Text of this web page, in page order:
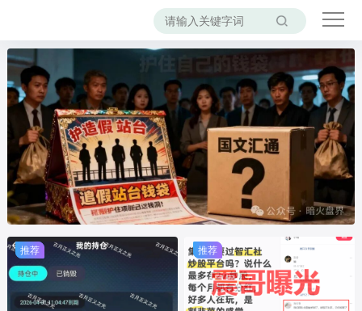
推荐 推荐
推荐 推荐